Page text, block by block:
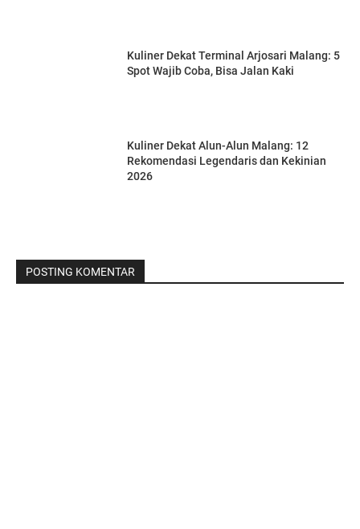
Kuliner Dekat Terminal Arjosari Malang: 5
Spot Wajib Coba, Bisa Jalan Kaki
Kuliner Dekat Alun-Alun Malang: 12
Rekomendasi Legendaris dan Kekinian
2026
POSTING KOMENTAR